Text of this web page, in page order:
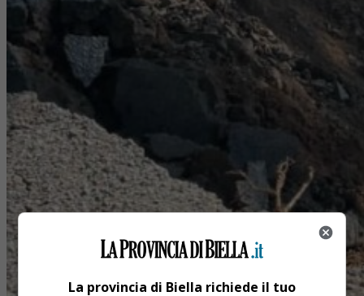
La provincia di Biella richiede il tuo